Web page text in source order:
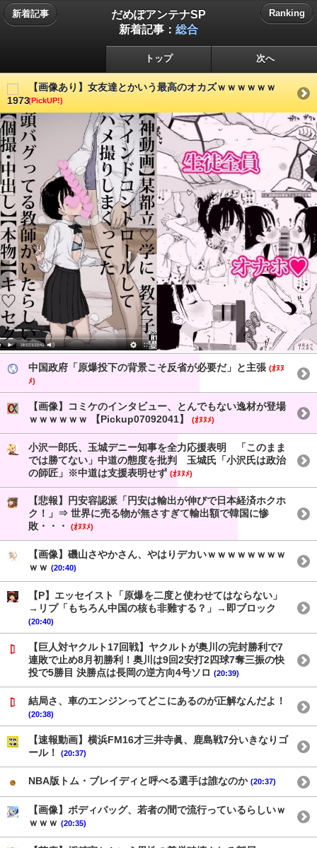
新着記事
だめぽアンテナSP
新着記事： 総合
Ranking
トップ 次へ
【画像あり】女友達とかいう最高のオカズｗｗｗｗｗｗ
(PickUP!)
中国政府「原爆投下の背景こそ反省が必要だ」と主張 (ｵﾇﾇ
ﾒ)
【画像】コミケのインタビュー、とんでもない逸材が登場
ｗｗｗｗｗｗ 【Pickup07092041】
(ｵﾇﾇﾒ)
小沢一郎氏、玉城デニー知事を全力応援表明 「このまま
では勝てない」中道の態度を批判 玉城氏「小沢氏は政治
の師匠」※中道は支援表明せず (ｵﾇﾇﾒ)
【悲報】円安容認派「円安は輸出が伸びで日本経済ホクホ
ク！」⇒ 世界に売る物が無さすぎて輸出額で韓国に惨
敗・・・
(ｵﾇﾇﾒ)
【画像】磯山さやかさん、やはりデカいｗｗｗｗｗｗｗｗ
ｗｗ (20:40)
【P】エッセイスト「原爆を二度と使わせてはならない」
→リプ「もちろん中国の核も非難する？」→即ブロック
(20:40)
【巨人対ヤクルト17回戦】ヤクルトが奥川の完封勝利で7
連敗で止め8月初勝利！奥川は9回2安打2四球7奪三振の快
投で5勝目 決勝点は長岡の逆方向4号ソロ (20:39)
結局さ、車のエンジンってどこにあるのが正解なんだよ！
(20:38)
【速報動画】横浜FM16才三井寺眞、鹿島戦7分いきなりゴ
ール！
(20:37)
NBA版トム・ブレイディと呼べる選手は誰なのか (20:37)
【画像】ボディバッグ、若者の間で流行っているらしいｗ
ｗｗｗ (20:35)